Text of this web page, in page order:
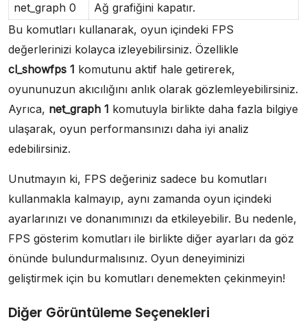
net_graph 0
Ağ grafiğini kapatır.
Bu komutları kullanarak, oyun içindeki FPS
değerlerinizi kolayca izleyebilirsiniz. Özellikle
cl_showfps 1 komutunu aktif hale getirerek,
oyununuzun akıcılığını anlık olarak gözlemleyebilirsiniz.
Ayrıca, net_graph 1 komutuyla birlikte daha fazla bilgiye
ulaşarak, oyun performansınızı daha iyi analiz
edebilirsiniz.
Unutmayın ki, FPS değeriniz sadece bu komutları
kullanmakla kalmayıp, aynı zamanda oyun içindeki
ayarlarınızı ve donanımınızı da etkileyebilir. Bu nedenle,
FPS gösterim komutları ile birlikte diğer ayarları da göz
önünde bulundurmalısınız. Oyun deneyiminizi
geliştirmek için bu komutları denemekten çekinmeyin!
Diğer Görüntüleme Seçenekleri